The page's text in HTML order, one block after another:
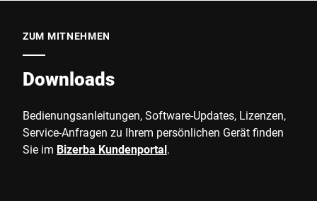
ZUM MITNEHMEN
Downloads
Bedienungsanleitungen, Software-Updates, Lizenzen,
Service-Anfragen zu Ihrem persönlichen Gerät finden
Sie im Bizerba Kundenportal.